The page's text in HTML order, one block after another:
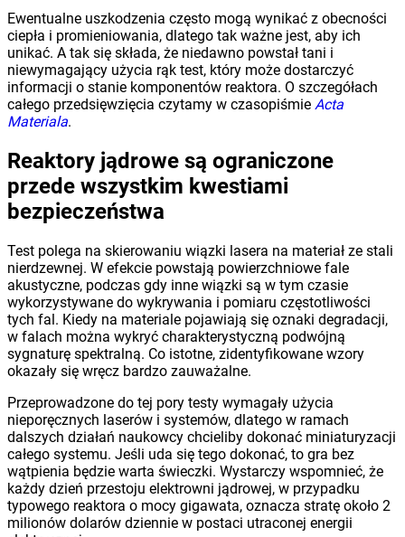
Ewentualne uszkodzenia często mogą wynikać z obecności
ciepła i promieniowania, dlatego tak ważne jest, aby ich
unikać. A tak się składa, że niedawno powstał tani i
niewymagający użycia rąk test, który może dostarczyć
informacji o stanie komponentów reaktora. O szczegółach
całego przedsięwzięcia czytamy w czasopiśmie Acta
Materiala.
Reaktory jądrowe są ograniczone
przede wszystkim kwestiami
bezpieczeństwa
Test polega na skierowaniu wiązki lasera na materiał ze stali
nierdzewnej. W efekcie powstają powierzchniowe fale
akustyczne, podczas gdy inne wiązki są w tym czasie
wykorzystywane do wykrywania i pomiaru częstotliwości
tych fal. Kiedy na materiale pojawiają się oznaki degradacji,
w falach można wykryć charakterystyczną podwójną
sygnaturę spektralną. Co istotne, zidentyfikowane wzory
okazały się wręcz bardzo zauważalne.
Przeprowadzone do tej pory testy wymagały użycia
nieporęcznych laserów i systemów, dlatego w ramach
dalszych działań naukowcy chcieliby dokonać miniaturyzacji
całego systemu. Jeśli uda się tego dokonać, to gra bez
wątpienia będzie warta świeczki. Wystarczy wspomnieć, że
każdy dzień przestoju elektrowni jądrowej, w przypadku
typowego reaktora o mocy gigawata, oznacza stratę około 2
milionów dolarów dziennie w postaci utraconej energii